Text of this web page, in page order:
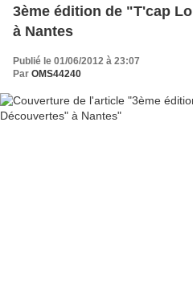
3ème édition de "T'cap
à Nantes
Publié le 01/06/2012 à 23:07
Par OMS44240